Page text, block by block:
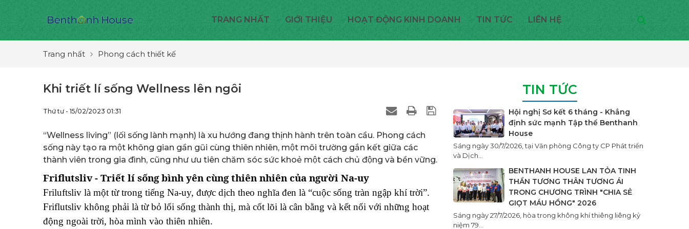
TRANG NHẤT GIỚI THIỆU HOẠT ĐỘNG KINH DOANH TIN TỨC LIÊN HỆ
Trang nhất Phong cách thiết kế
Khi triết lí sống Wellness lên ngôi
Thứ tư - 15/02/2023 01:31
“Wellness living” (lối sống lành mạnh) là xu hướng đang thịnh hành trên toàn cầu. Phong cách
sống này tạo ra một không gian gần gũi cùng thiên nhiên, một môi trường gắn kết giữa các
thành viên trong gia đình, cũng như ưu tiên chăm sóc sức khoẻ một cách chủ động và bền vững.
Friflutsliv - Triết lí sống bình yên cùng thiên nhiên của người Na-uy
Friluftsliv là một từ trong tiếng Na-uy, được dịch theo nghĩa đen là “cuộc sống tràn ngập khí trời”.
Friflutsliv không phải là từ bỏ lối sống thành thị, mà cốt lõi là cân bằng và kết nối với những hoạt
động ngoài trời, hòa mình vào thiên nhiên.
TIN TỨC
Hội nghị Sơ kết 6 tháng - Khẳng
định sức mạnh Tập thể Benthanh
House
Sáng ngày 30/7/2026, tại Văn phòng Công ty CP Phát triển
và Dịch...
BENTHANH HOUSE LAN TỎA TINH
THẦN TƯƠNG THÂN TƯƠNG ÁI
TRONG CHƯƠNG TRÌNH "CHIA SẺ
GIỌT MÁU HỒNG" 2026
Sáng ngày 27/7/2026, hòa trong không khí thiêng liêng kỷ
niệm 79...